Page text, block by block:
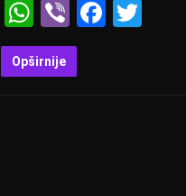
W
h
at
Vi
b
er
F
Opširnije